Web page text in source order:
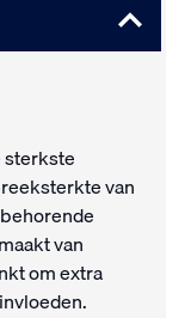
sterkste
van
van
om extra